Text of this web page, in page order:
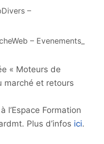
–
– Evenements_
« Moteurs de
marché et retours
l’Espace Formation
Plus d’infos ici.